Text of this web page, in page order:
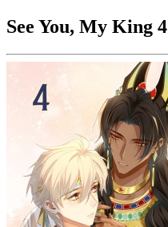
See You, My King 4